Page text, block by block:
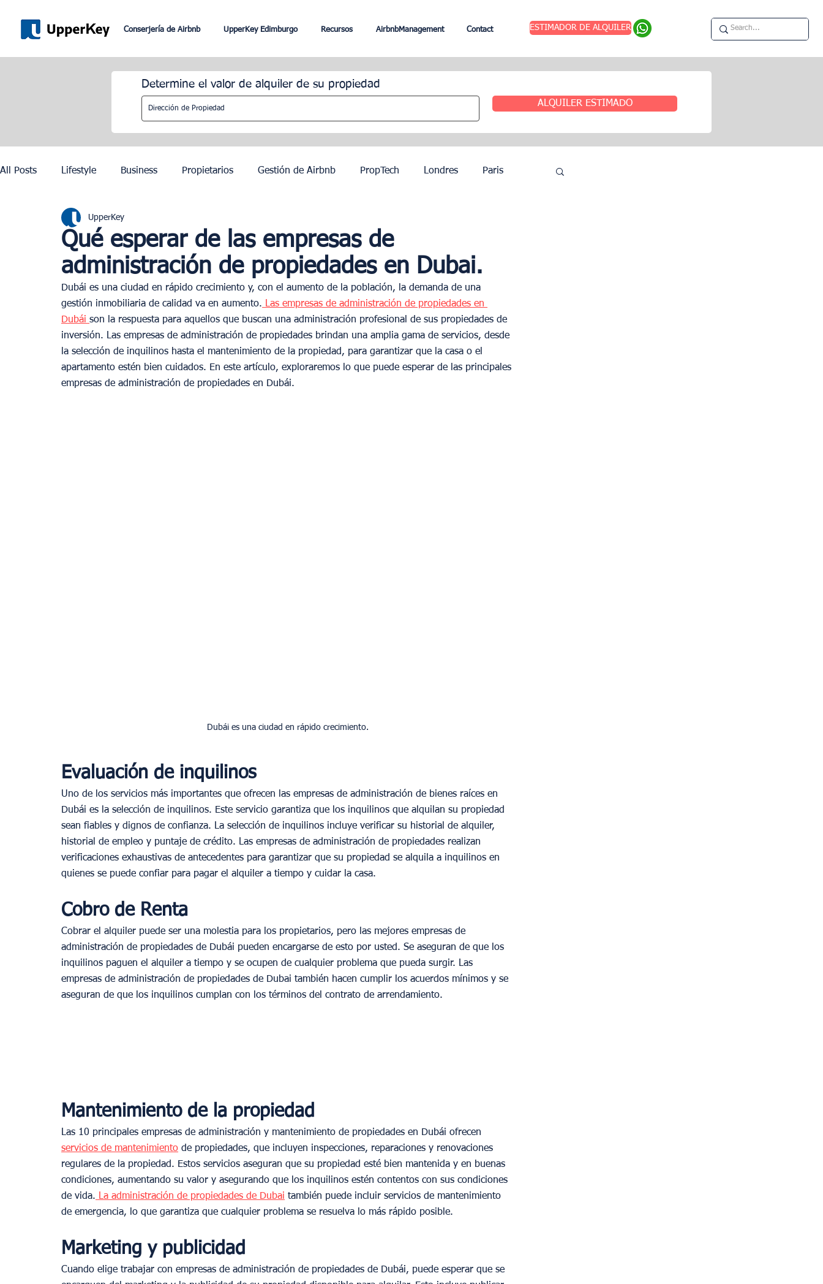
Conserjería de Airbnb UpperKey Edimburgo Recursos AirbnbManagement Contact ESTIMADOR DE ALQUILER
Determine el valor de alquiler de su propiedad
ALQUILER ESTIMADO
All Posts Lifestyle Business Propietarios Gestión de Airbnb PropTech Londres Paris
Romaníes Dubai
Juegos Olímpicos de París 2024
Qué esperar de las empresas de
administración de propiedades en Dubai.
UpperKey
Dubái es una ciudad en rápido crecimiento y, con el aumento de la población, la demanda de una
gestión inmobiliaria de calidad va en aumento. Las empresas de administración de propiedades en
Dubái son la respuesta para aquellos que buscan una administración profesional de sus propiedades de
inversión. Las empresas de administración de propiedades brindan una amplia gama de servicios, desde
la selección de inquilinos hasta el mantenimiento de la propiedad, para garantizar que la casa o el
apartamento estén bien cuidados. En este artículo, exploraremos lo que puede esperar de las principales
empresas de administración de propiedades en Dubái.
Dubái es una ciudad en rápido crecimiento.
Evaluación de inquilinos
Uno de los servicios más importantes que ofrecen las empresas de administración de bienes raíces en
Dubái es la selección de inquilinos. Este servicio garantiza que los inquilinos que alquilan su propiedad
sean fiables y dignos de confianza. La selección de inquilinos incluye verificar su historial de alquiler,
historial de empleo y puntaje de crédito. Las empresas de administración de propiedades realizan
verificaciones exhaustivas de antecedentes para garantizar que su propiedad se alquila a inquilinos en
quienes se puede confiar para pagar el alquiler a tiempo y cuidar la casa.
Cobro de Renta
Cobrar el alquiler puede ser una molestia para los propietarios, pero las mejores empresas de
administración de propiedades de Dubái pueden encargarse de esto por usted. Se aseguran de que los
inquilinos paguen el alquiler a tiempo y se ocupen de cualquier problema que pueda surgir. Las
empresas de administración de propiedades de Dubai también hacen cumplir los acuerdos mínimos y se
aseguran de que los inquilinos cumplan con los términos del contrato de arrendamiento.
Mantenimiento de la propiedad
Las 10 principales empresas de administración y mantenimiento de propiedades en Dubái ofrecen
servicios de mantenimiento de propiedades, que incluyen inspecciones, reparaciones y renovaciones
regulares de la propiedad. Estos servicios aseguran que su propiedad esté bien mantenida y en buenas
condiciones, aumentando su valor y asegurando que los inquilinos estén contentos con sus condiciones
de vida. La administración de propiedades de Dubai también puede incluir servicios de mantenimiento
de emergencia, lo que garantiza que cualquier problema se resuelva lo más rápido posible.
Marketing y publicidad
Cuando elige trabajar con empresas de administración de propiedades de Dubái, puede esperar que se